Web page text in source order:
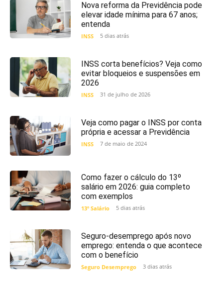
Nova reforma da Previdência pode
elevar idade mínima para 67 anos;
entenda
INSS 5 dias atrás
INSS corta benefícios? Veja como
evitar bloqueios e suspensões em
2026
INSS 31 de julho de 2026
Veja como pagar o INSS por conta
própria e acessar a Previdência
INSS 7 de maio de 2024
Como fazer o cálculo do 13º
salário em 2026: guia completo
com exemplos
13º Salário 5 dias atrás
Seguro-desemprego após novo
emprego: entenda o que acontece
com o benefício
Seguro Desemprego 3 dias atrás